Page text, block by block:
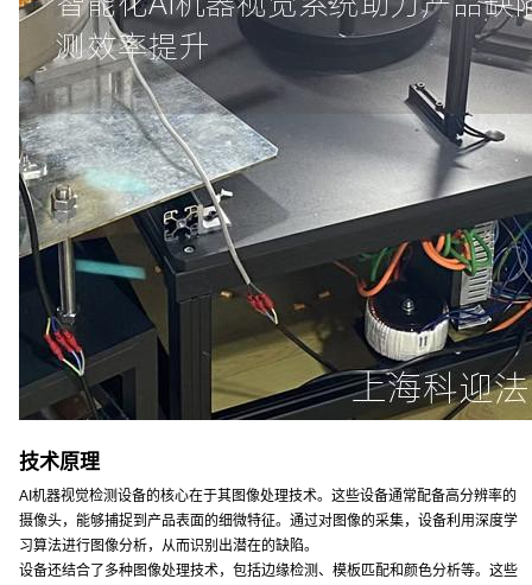
技术原理
AI机器视觉检测设备的核心在于其图像处理技术。这些设备通常配备高分辨率的
摄像头，能够捕捉到产品表面的细微特征。通过对图像的采集，设备利用深度学
习算法进行图像分析，从而识别出潜在的缺陷。
设备还结合了多种图像处理技术，包括边缘检测、模板匹配和颜色分析等。这些